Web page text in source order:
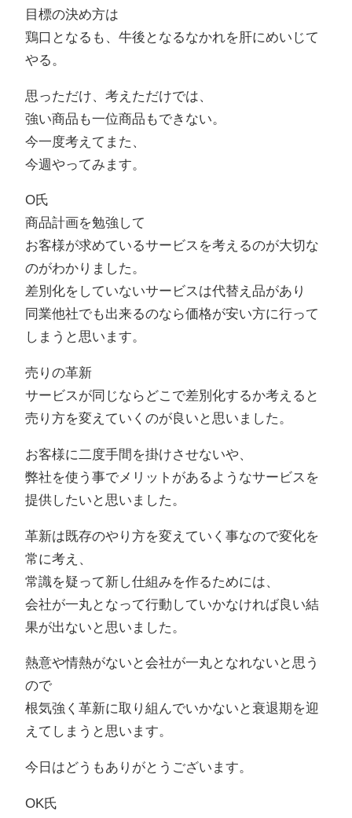
目標の決め方は
鶏口となるも、牛後となるなかれを肝にめいじて
やる。
思っただけ、考えただけでは、
強い商品も一位商品もできない。
今一度考えてまた、
今週やってみます。
O氏
商品計画を勉強して
お客様が求めているサービスを考えるのが大切な
のがわかりました。
差別化をしていないサービスは代替え品があり
同業他社でも出来るのなら価格が安い方に行って
しまうと思います。
売りの革新
サービスが同じならどこで差別化するか考えると
売り方を変えていくのが良いと思いました。
お客様に二度手間を掛けさせないや、
弊社を使う事でメリットがあるようなサービスを
提供したいと思いました。
革新は既存のやり方を変えていく事なので変化を
常に考え、
常識を疑って新し仕組みを作るためには、
会社が一丸となって行動していかなければ良い結
果が出ないと思いました。
熱意や情熱がないと会社が一丸となれないと思う
ので
根気強く革新に取り組んでいかないと衰退期を迎
えてしまうと思います。
今日はどうもありがとうございます。
OK氏